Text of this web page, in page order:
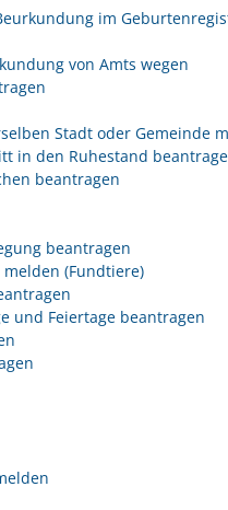
im
von Amts wegen
Stadt oder Gemeinde
in den Ruhestand
beantragen
beantragen
(Fundtiere)
und Feiertage beantragen